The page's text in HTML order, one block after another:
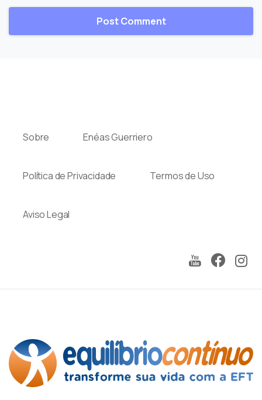
Sobre Enéas Guerriero
Política de Privacidade Termos de Uso
Aviso Legal